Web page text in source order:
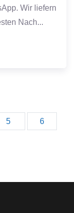
Wir liefern
Nach...
5 6